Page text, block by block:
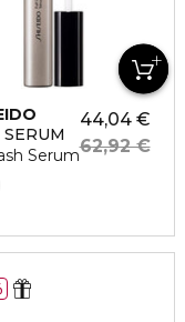
Cream
SERUM
Serum
44,04 €
62,92 €